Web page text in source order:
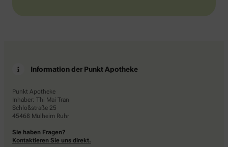
Information der Punkt Apotheke
Punkt Apotheke
Inhaber: Thi Mai Tran
Schloßstraße 25
45468 Mülheim Ruhr
Sie haben Fragen?
Kontaktieren Sie uns direkt.